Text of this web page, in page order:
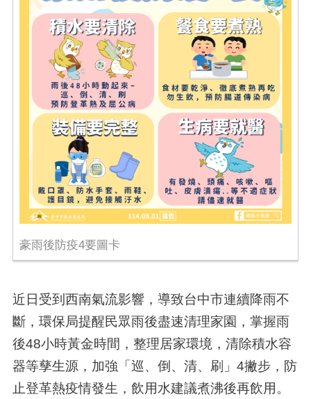
豪雨後防疫4要圖卡
近日受到西南氣流影響，導致台中市連續降雨不
斷，環保局提醒民眾雨後盡速清理家園，掌握雨
後48小時黃金時間，整理居家環境，清除積水容
器等孳生源，加強「巡、倒、清、刷」4撇步，防
止登革熱疫情發生，飲用水建議煮沸後再飲用。